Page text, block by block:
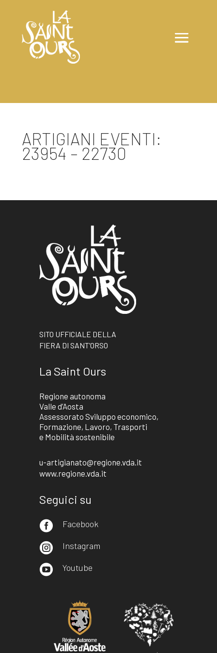
ARTIGIANI EVENTI:
23954 – 22730
SITO UFFICIALE DELLA
FIERA DI SANT’ORSO
La Saint Ours
Regione autonoma
Valle d’Aosta
Assessorato Sviluppo economico,
Formazione, Lavoro, Trasporti
e Mobilità sostenibile
u-artigianato@regione.vda.it
www.regione.vda.it
Seguici su
 Facebook
 Instagram
 Youtube